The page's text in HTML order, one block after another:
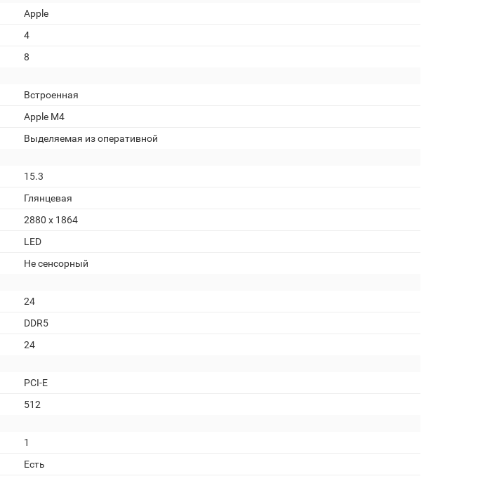
Apple
4
8
Встроенная
Apple M4
Выделяемая из оперативной
15.3
Глянцевая
2880 x 1864
LED
Не сенсорный
24
DDR5
24
PCI-E
512
1
Есть